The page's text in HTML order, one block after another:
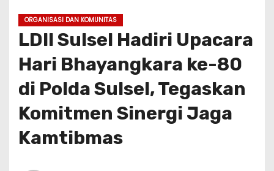
ORGANISASI DAN KOMUNITAS
LDII Sulsel Hadiri Upacara
Hari Bhayangkara ke-80
di Polda Sulsel, Tegaskan
Komitmen Sinergi Jaga
Kamtibmas